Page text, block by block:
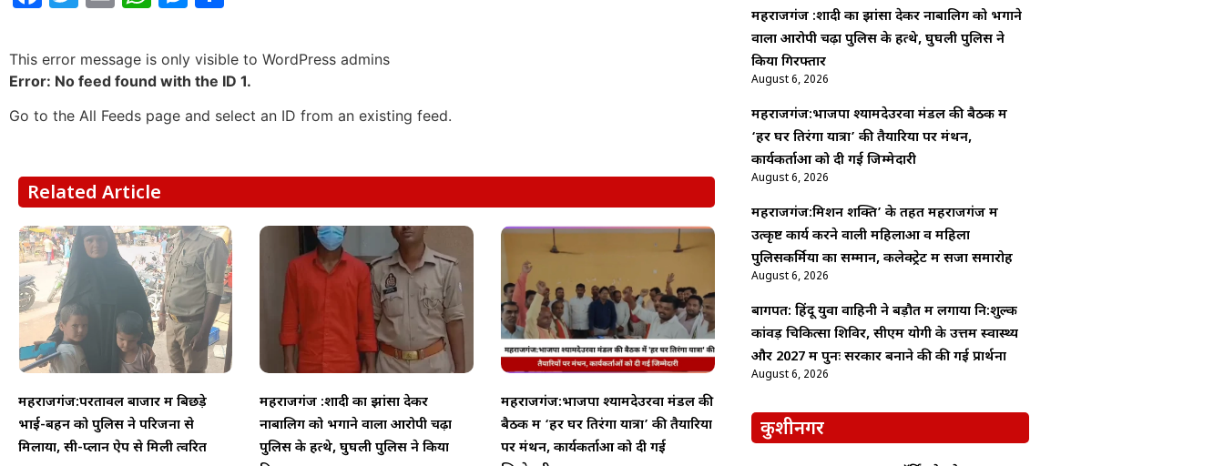
This error message is only visible to WordPress admins
Error: No feed found with the ID 1.
Go to the All Feeds page and select an ID from an existing feed.
Related Article
महराजगंज:परतावल बाजार में बिछड़े
भाई-बहन को पुलिस ने परिजनों से
मिलाया, सी-प्लान ऐप से मिली त्वरित
महराजगंज :शादी का झांसा देकर
नाबालिग को भगाने वाला आरोपी चढ़ा
पुलिस के हत्थे, घुघली पुलिस ने किया
महराजगंज:भाजपा श्यामदेउरवा मंडल की
बैठक में ‘हर घर तिरंगा यात्रा’ की तैयारियों
पर मंथन, कार्यकर्ताओं को दी गई
महराजगंज :शादी का झांसा देकर नाबालिग को भगाने
वाला आरोपी चढ़ा पुलिस के हत्थे, घुघली पुलिस ने
किया गिरफ्तार
August 6, 2026
महराजगंज:भाजपा श्यामदेउरवा मंडल की बैठक में
‘हर घर तिरंगा यात्रा’ की तैयारियों पर मंथन,
कार्यकर्ताओं को दी गई जिम्मेदारी
August 6, 2026
महराजगंज:मिशन शक्ति’ के तहत महराजगंज में
उत्कृष्ट कार्य करने वाली महिलाओं व महिला
पुलिसकर्मियों का सम्मान, कलेक्ट्रेट में सजा समारोह
August 6, 2026
बागपत: हिंदू युवा वाहिनी ने बड़ौत में लगाया नि:शुल्क
कांवड़ चिकित्सा शिविर, सीएम योगी के उत्तम स्वास्थ्य
और 2027 में पुनः सरकार बनाने की की गई प्रार्थना
August 6, 2026
कुशीनगर